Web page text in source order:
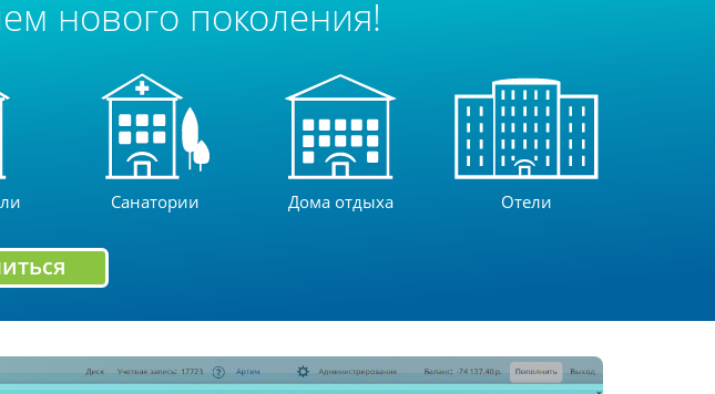
нового поколения!
Санатории Дома отдыха Отели